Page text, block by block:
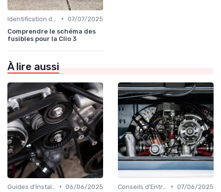
• 07/07/2025
Comprendre le schéma des
fusibles pour la Clio 3
À lire aussi
• 06/06/2025
• 07/06/2025